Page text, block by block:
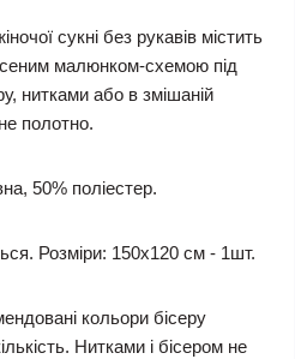
сукні без рукавів містить
малюнком-схемою під
нитками або в змішаній
полотно.
50% поліестер.
Розміри: 150х120 см - 1шт.
кольори бісеру
Нитками і бісером не